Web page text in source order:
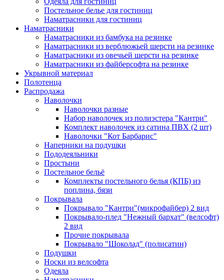
Постельное белье для гостиниц
Наматрасники для гостиниц
Наматрасники
Наматрасники из бамбука на резинке
Наматрасники из верблюжьей шерсти на резинке
Наматрасники из овечьей шерсти на резинке
Наматрасники из файберсофта на резинке
Укрывной материал
Полотенца
Распродажа
Наволочки
Наволочки разные
Набор наволочек из полиэстера "Кантри"
Комплект наволочек из сатина ПВХ (2 шт)
Наволочки "Кот Барбарис"
Наперники на подушки
Пододеяльники
Простыни
Постельное бельё
Комплекты постельного белья (КПБ) из
поплина, бязи
Покрывала
Покрывало "Кантри"(микрофайбер) 2 вид
Покрывало-плед "Нежный бархат" (велсофт)
2 вид
Прочие покрывала
Покрывало "Шоколад" (полисатин)
Подушки
Носки из велсофта
Одеяла